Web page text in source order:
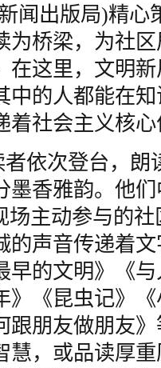
闻出版局)精心
为桥梁，为社
在这里，文明
中的人都能在
着社会主义核
依次登台，朗
墨香雅韵。他
场主动参与的
的声音传递着
早的文明》《
》《昆虫记》
跟朋友做朋友
慧，或品读厚